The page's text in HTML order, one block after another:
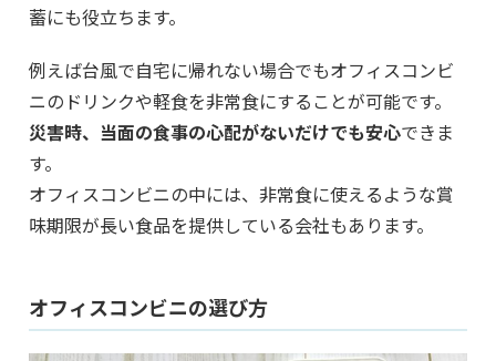
蓄にも役立ちます。
例えば台風で自宅に帰れない場合でもオフィスコンビ
ニのドリンクや軽食を非常食にすることが可能です。
災害時、当面の食事の心配がないだけでも安心できま
す。
オフィスコンビニの中には、非常食に使えるような賞
味期限が長い食品を提供している会社もあります。
オフィスコンビニの選び方